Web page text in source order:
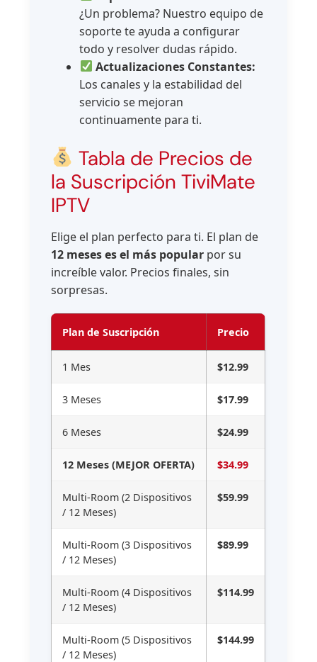
¿Un problema? Nuestro equipo de
soporte te ayuda a configurar
todo y resolver dudas rápido.
Actualizaciones Constantes:
Los canales y la estabilidad del
servicio se mejoran
continuamente para ti.
Tabla de Precios de
la Suscripción TiviMate
IPTV
Elige el plan perfecto para ti. El plan de
12 meses es el más popular por su
increíble valor. Precios finales, sin
sorpresas.
Plan de Suscripción Precio
1 Mes $12.99
3 Meses $17.99
6 Meses $24.99
12 Meses (MEJOR OFERTA) $34.99
Multi-Room (2 Dispositivos
/ 12 Meses)
$59.99
Multi-Room (3 Dispositivos
/ 12 Meses)
$89.99
Multi-Room (4 Dispositivos
/ 12 Meses)
$114.99
Multi-Room (5 Dispositivos
/ 12 Meses)
$144.99